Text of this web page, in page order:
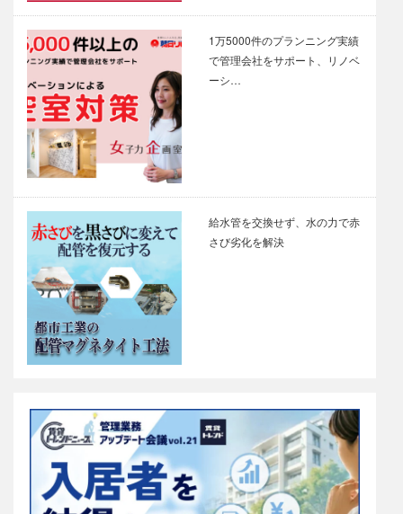
1万5000件のプランニング実績
で管理会社をサポート、リノベ
ーシ…
給水管を交換せず、水の力で赤
さび劣化を解決